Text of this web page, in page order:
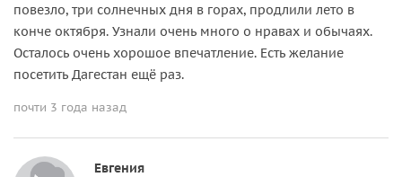
повезло, три солнечных дня в горах, продлили лето в
конче октября. Узнали очень много о нравах и обычаях.
Осталось очень хорошое впечатление. Есть желание
посетить Дагестан ещё раз.
почти 3 года назад
Евгения